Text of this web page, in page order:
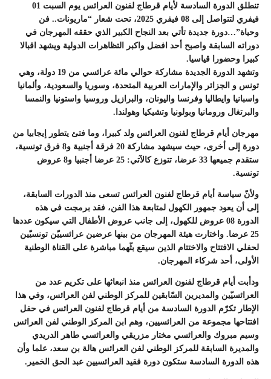
تنطلق الدورة السادسة لأيام قرطاج لفنون العرائس يوم السبت 01
فيفري لتتواصل إلى 08 فيفري 2025، تحت شعار “ماريونات.. فن
وحياة”…دورة جديدة تأتي بعد النجاح الكبير الذي حققه المهرجان في
دوراته السابقة واصبح أحد افضل واكبر التظاهرات الدولية ويشهد اقبالا
كبيرا وحضورا قياسيا.
وتشهد الدورة الجديدة مشاركة حوالي مائة عرائسي من 19 دولة، وهي
تونس و الجزائر والإمارات العربية المتحدة، وسوريا والسعودية، وألمانيا
واسبانيا وايطاليا وفرنسا واليونان، والبرازيل وروسيا واستونيا والنمسا
والبرتغال ورومانيا وبولونيا وتشيكيا وهولندا.
مهرجان أيام قرطاج لفنون العرائس ولد كبيرا، وما فتئ يتطور إيجابيا من
دورة إلى أخرى، حيث سيشهد مشاركة 20 فرقة أجنبية و8 فرق تونسية،
ستقدم جميعها 33 عرضا، تتوزع كالآتي: 25 عرضا أجنبيا و8 عروض
تونسية.
ولأنّ سياسة أيام قرطاج لفنون العرائس تسعى منذ الدورات السابقة،
إلى أن يعود جمهور الكهول لمتابعة هذا الفن، فقد برمجت في هذه
الدورة 08 عروض للكهول، إلى جانب عروض الأطفال التي سيكون عددها
25 عرضا. واختارت هيئة المهرجان من بينها عرضين عرائسييّن تونسيّين
لحفلي الافتتاح والاختتام الذين سيقع بثّهما مباشرة على القناة الوطنية
الأولى، أحد شركاء المهرجان.
ودأبت أيام قرطاج لفنون العرائس منذ انبعاثها على تكريم عدد من
العرائسيّين والمديرين السّابقين للمركز الوطني لفن العرائس، وفي هذا
الإطار تكرّم الدورة السادسة من أيام قرطاج لفنون العرائس في حفل
افتتاحها مجموعة من العرائسيين، وهم ابن المركز الوطني لفن العرائس
وسيم مبروك والعرائسي مختار مزريقي والعرائسي طاهر الدريدي
والمديرة السابقة للمركز الوطني لفن العرائس هالة بن سعد، علما وأن
هذه الدورة السادسة ستكون دورة فقيد العرائسيين عبد الحق الخمير.